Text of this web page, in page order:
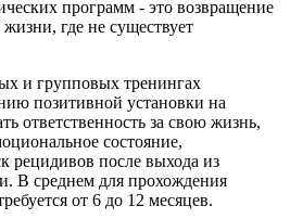
программ - это возвращение
где не существует
и групповых тренингах
позитивной установки на
ответственность за свою жизнь,
состояние,
рецидивов после выхода из
В среднем для прохождения
от 6 до 12 месяцев.